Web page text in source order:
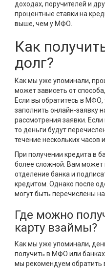
доходах, поручителей и
процентные ставки на
выше, чем у МФО.
Как
долг?
Как мы уже упоминали,
может зависеть от
Если вы обратитесь в
заполнить онлайн-заявку
рассмотрения заявки.
то деньги будут
течение нескольких часов
При получении кредита в
более сложной. Вам может
отделение банка и
кредитом. Однако после
могут быть перечислены на
Где можно
карту взаймы?
Как мы уже упоминали,
получить в МФО или
мы рекомендуем обратить